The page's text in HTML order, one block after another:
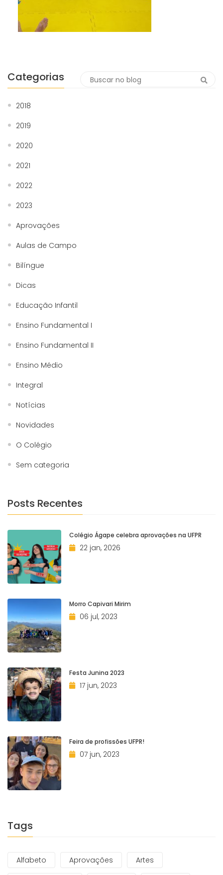
Categorias
2018
2019
2020
2021
2022
2023
Aprovações
Aulas de Campo
Bilíngue
Dicas
Educação Infantil
Ensino Fundamental I
Ensino Fundamental II
Ensino Médio
Integral
Notícias
Novidades
O Colégio
Sem categoria
Posts Recentes
Colégio Ágape celebra aprovações na UFPR
22 jan, 2026
Morro Capivari Mirim
06 jul, 2023
Festa Junina 2023
17 jun, 2023
Feira de profissões UFPR!
07 jun, 2023
Tags
Alfabeto Aprovações Artes